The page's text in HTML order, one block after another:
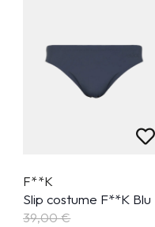
F**K
Slip costume F**K Blu
39,00 €